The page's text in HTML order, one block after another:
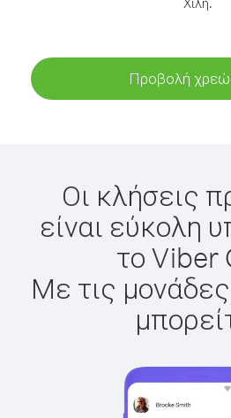
Προβολή
Οι κλήσεις
είναι εύκολη
το Viber
Με τις